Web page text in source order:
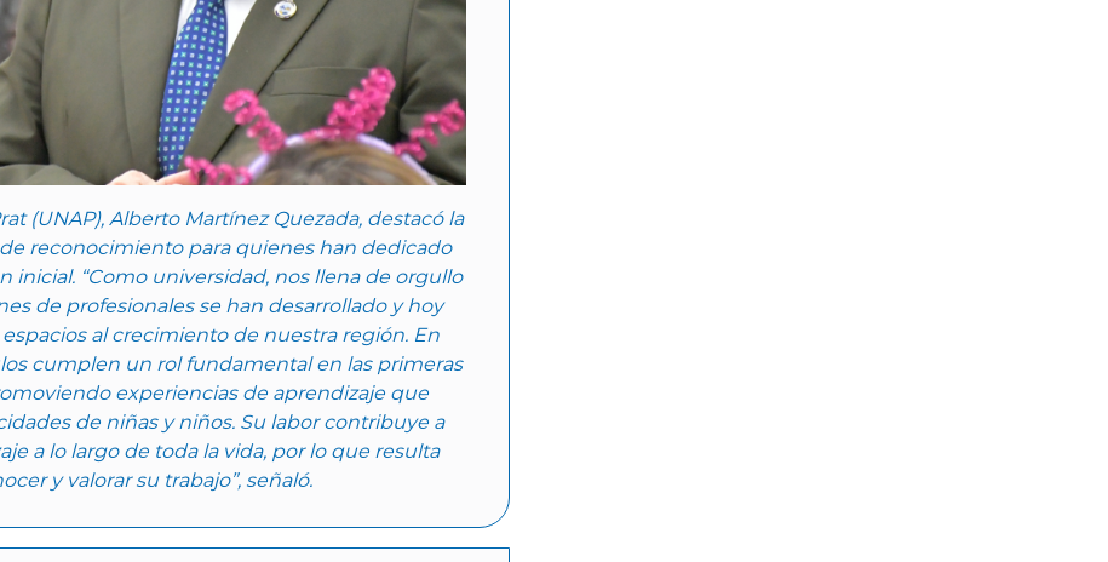
(UNAP), Alberto Martínez Quezada, destacó la
reconocimiento para quienes han dedicado
inicial. “Como universidad, nos llena de orgullo
de profesionales se han desarrollado y hoy
al crecimiento de nuestra región. En
cumplen un rol fundamental en las primeras
experiencias de aprendizaje que
de niñas y niños. Su labor contribuye a
a lo largo de toda la vida, por lo que resulta
y valorar su trabajo”, señaló.